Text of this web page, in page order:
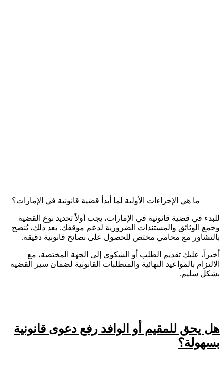
ما هي الإجراءات الأولية لما أبدأ قضية قانونية في الإمارات؟
للبدء في قضية قانونية في الإمارات، يجب أولاً تحديد نوع القضية
وجمع الوثائق والمستندات الضرورية لدعم موقفك. بعد ذلك، يُنصح
بالتشاور مع محامي مختص للحصول على نصائح قانونية دقيقة.
أخيراً، عليك تقديم الطلب أو الشكوى إلى الجهة المختصة، مع
الالتزام بالمواعيد النهائية والمتطلبات القانونية لضمان سير القضية
بشكل سليم.
هل يحق للمقيم أو الوافد رفع دعوى قانونية
بسهولة؟